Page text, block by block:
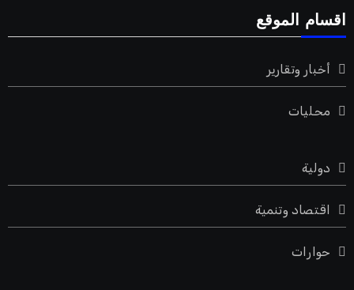
اقسام الموقع
أخبار وتقارير
محليات
دولية
اقتصاد وتنمية
حوارات